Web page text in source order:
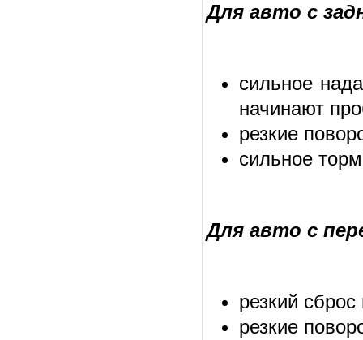
Для авто с
сильное
начинают
резкие
сильное
Для авто с
резкий сброс
резкие